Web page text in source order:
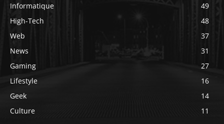
Informatique
49
High-Tech
48
Web
37
News
31
Gaming
27
Lifestyle
16
Geek
14
Culture
11